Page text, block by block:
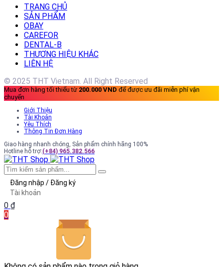
TRANG CHỦ
SẢN PHẨM
OBAY
CAREFOR
DENTAL-B
THƯƠNG HIỆU KHÁC
LIÊN HỆ
© 2025 THT Vietnam. All Right Reserved
Mua đơn hàng tối thiểu từ 200.000 VND để được ưu đãi miễn phí vận
chuyển
Giới Thiệu
Tài Khoản
Yêu Thích
Thông Tin Đơn Hàng
Giao hàng nhanh chóng, Sản phẩm chính hãng 100%
Hotline hỗ trợ:(+84) 965.382.566
Đăng nhập / Đăng ký
Tài khoản
0 ₫
0